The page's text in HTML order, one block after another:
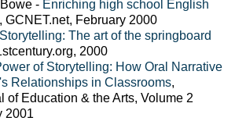
- Enriching high school English
, GCNET.net, February 2000
Storytelling: The art of the springboard
2000
of Storytelling: How Oral Narrative
Relationships in Classrooms,
of Education & the Arts, Volume 2
2001